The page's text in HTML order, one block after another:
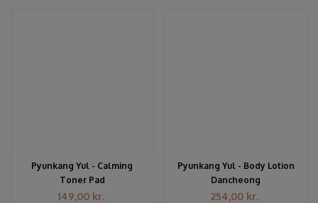
Pyunkang Yul - Calming
Toner Pad
149,00 kr.
Pyunkang Yul - Body Lotion
Dancheong
254,00 kr.